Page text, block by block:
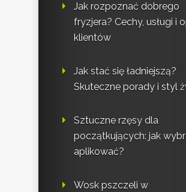
Jak rozpoznać dobrego
fryzjera? Cechy, usługi i
klientów
Jak stać się ładniejszą?
Skuteczne porady i styl
Sztuczne rzęsy dla
początkujących: jak
aplikować?
Wosk pszczeli w